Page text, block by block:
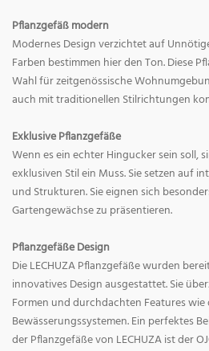
Pflanzgefäß modern
Modernes Design verzichtet auf
Farben bestimmen hier den Ton. Diese
Wahl für zeitgenössische
auch mit traditionellen Stilrichtungen
Exklusive Pflanzgefäße
Wenn es ein echter Hingucker sein soll,
exklusiven Stil ein Muss. Sie setzen auf
und Strukturen. Sie eignen sich
Gartengewächse zu präsentieren.
Pflanzgefäße Design
Die LECHUZA Pflanzgefäße wurden
innovatives Design ausgestattet. Sie
Formen und durchdachten Features
Bewässerungssystemen. Ein perfektes
der Pflanzgefäße von LECHUZA ist der